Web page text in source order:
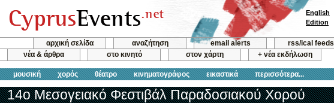
αρχική σελίδα αναζήτηση email alerts
rss/ical feeds
νέα & άρθρα
στο κινητό στον χάρτη + νέα εκδήλωση
μουσική χορός θέατρο κινηματογράφος εικαστικά περισσότερα...
English
Edition
14ο Μεσογειακό Φεστιβάλ Παραδοσιακού Χορού